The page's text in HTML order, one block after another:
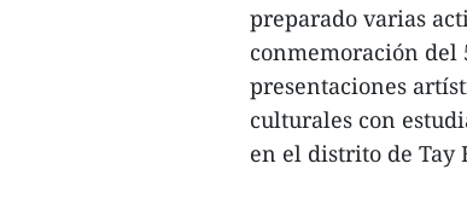
preparado varias
conmemoración del
presentaciones
culturales con
en el distrito de Tay